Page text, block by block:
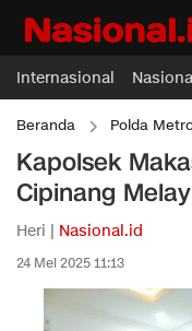
Internasional
Beranda Polda
Kapolsek
Cipinang
Heri | Nasional.id
24 Mei 2025 11:13